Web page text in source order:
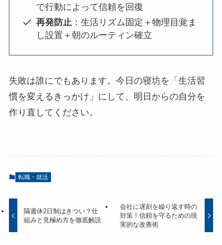
で行動によって信頼を回復
再発防止 ：生活リズム固定＋物理目覚ま
し設置＋朝のルーティン確立
失敗は誰にでもあります。今日の寝坊を「生活習
慣を変えるきっかけ」にして、明日からの自分を
作り直してください。
転職・就活
隔週休2日制はきつい？仕
組みと見極め方を徹底解説
会社に遅刻を繰り返す時の
対策！信頼を守るための現
実的な改善術